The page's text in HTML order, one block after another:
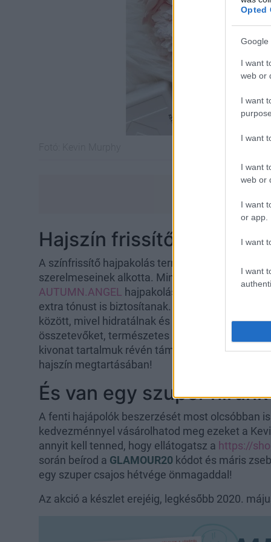
Opted
Google
I want
web or
I want
I want
I want
web or
I want
or app.
I want
I want
Hajszín frissítő
A színfrissítő hajpakolás termékcsalád tagjait
szerelmeseinek alkotta. Mint egy ajakfény a
AUTUMN.ANGEL hajpakolások csillogást
extra tónust is biztosítanak. Ideális tápláló
között, mivel hidratálnak és visszaállítják a
összetevőket, természetes lágyítót
kivonat tartalmuk révén támogatnak a hosszú
hajszín megtartásában!
És van egy szuper
A fenti hajápolók beszerzését most olcsóbban
kedvezménnyel vásárolhatod meg ezeket a
annyit kell tenned, hogy ellátogatsz a https://
során beírod a GLAMOUR20 kódot és máris
egy szuper csajos hétvége önmagaddal!
Az akció a készlet erejéig, legkésőbb 2020.